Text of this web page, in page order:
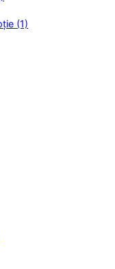
(1)